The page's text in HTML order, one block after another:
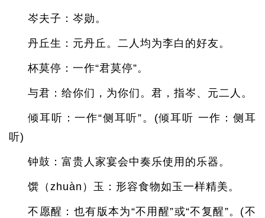
岑夫子：岑勋。
丹丘生：元丹丘。二人均为李白的好友。
杯莫停：一作“君莫停”。
与君：给你们，为你们。君，指岑、元二人。
倾耳听：一作“侧耳听”。(倾耳听 一作：侧耳
听)
钟鼓：富贵人家宴会中奏乐使用的乐器。
馔（zhuàn）玉：形容食物如玉一样精美。
不愿醒：也有版本为“不用醒”或“不复醒”。(不